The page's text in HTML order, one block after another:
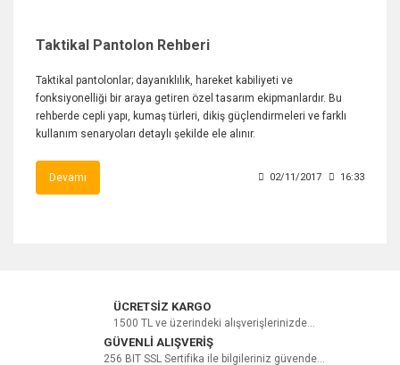
Taktikal Pantolon Rehberi
Taktikal pantolonlar; dayanıklılık, hareket kabiliyeti ve
fonksiyonelliği bir araya getiren özel tasarım ekipmanlardır. Bu
rehberde cepli yapı, kumaş türleri, dikiş güçlendirmeleri ve farklı
kullanım senaryoları detaylı şekilde ele alınır.
Devamı 02/11/2017 16:33
ÜCRETSİZ KARGO
1500 TL ve üzerindeki alışverişlerinizde...
GÜVENLİ ALIŞVERİŞ
256 BIT SSL Sertifika ile bilgileriniz güvende...